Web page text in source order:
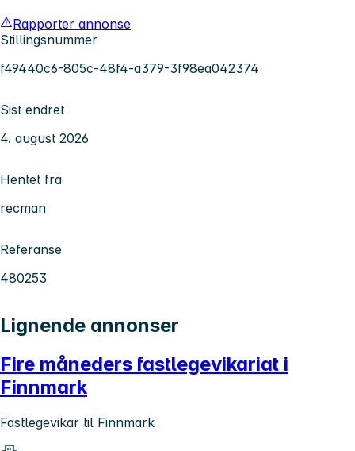
Rapporter annonse
Stillingsnummer
f49440c6-805c-48f4-a379-3f98ea042374
Sist endret
4. august 2026
Hentet fra
recman
Referanse
480253
Lignende annonser
Fire måneders fastlegevikariat i
Finnmark
Fastlegevikar til Finnmark